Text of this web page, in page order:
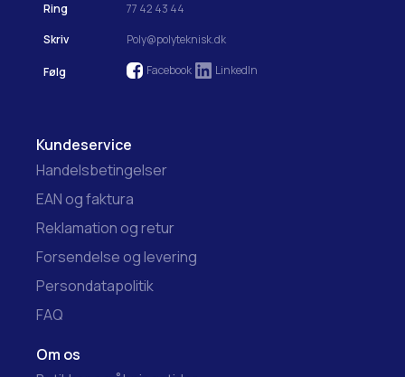
Ring
77 42 43 44
Skriv
Poly@polyteknisk.dk
Følg Facebook LinkedIn
Kundeservice
Handelsbetingelser
EAN og faktura
Reklamation og retur
Forsendelse og levering
Persondatapolitik
FAQ
Om os